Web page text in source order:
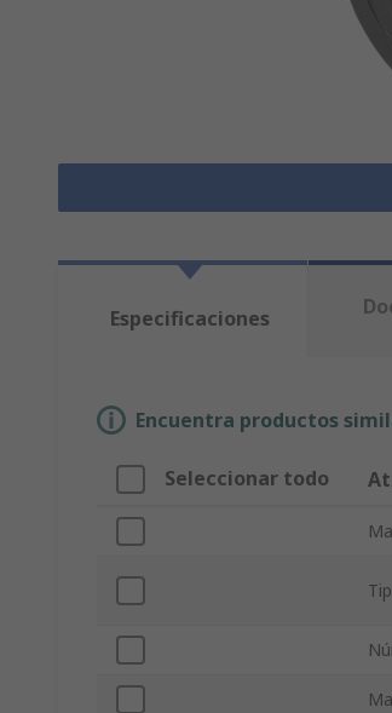
Especificaciones
Encuentra productos
Seleccionar todo